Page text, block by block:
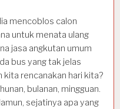
mencoblos calon
untuk menata ulang
jasa angkutan umum
bus yang tak jelas
kita rencanakan hari kita?
bulanan, mingguan.
sejatinya apa yang